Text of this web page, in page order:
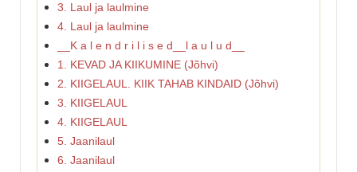
3. Laul ja laulmine
4. Laul ja laulmine
__K a l e n d r i l i s e d__l a u l u d__
1. KEVAD JA KIIKUMINE (Jõhvi)
2. KIIGELAUL. KIIK TAHAB KINDAID (Jõhvi)
3. KIIGELAUL
4. KIIGELAUL
5. Jaanilaul
6. Jaanilaul